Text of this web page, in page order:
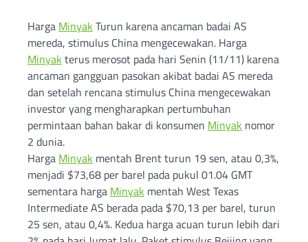
Harga Minyak Turun karena ancaman badai AS
mereda, stimulus China mengecewakan. Harga
Minyak terus merosot pada hari Senin (11/11) karena
ancaman gangguan pasokan akibat badai AS mereda
dan setelah rencana stimulus China mengecewakan
investor yang mengharapkan pertumbuhan
permintaan bahan bakar di konsumen Minyak nomor
2 dunia.
Harga Minyak mentah Brent turun 19 sen, atau 0,3%,
menjadi $73,68 per barel pada pukul 01.04 GMT
sementara harga Minyak mentah West Texas
Intermediate AS berada pada $70,13 per barel, turun
25 sen, atau 0,4%. Kedua harga acuan turun lebih dari